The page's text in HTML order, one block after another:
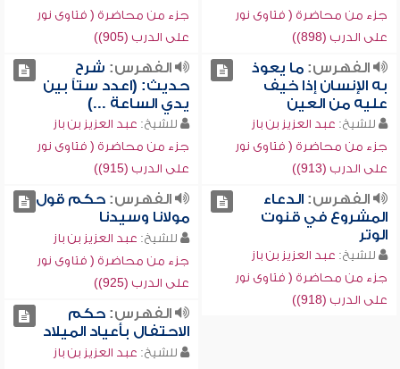
جزء من محاضرة ( فتاوى نور
على الدرب (898))
جزء من محاضرة ( فتاوى نور
على الدرب (905))
الفهرس:ما يعوذ
به الإنسان إذا خيف
عليه من العين
للشيخ: عبد العزيز بن باز
جزء من محاضرة ( فتاوى نور
على الدرب (913))
الفهرس: شرح
حديث: (اعدد ستاً بين
يدي الساعة ...)
للشيخ: عبد العزيز بن باز
جزء من محاضرة ( فتاوى نور
على الدرب (915))
الفهرس:الدعاء
المشروع في قنوت
الوتر
للشيخ: عبد العزيز بن باز
جزء من محاضرة ( فتاوى نور
على الدرب (918))
الفهرس:حكم قول
مولانا وسيدنا
للشيخ: عبد العزيز بن باز
جزء من محاضرة ( فتاوى نور
على الدرب (925))
الفهرس:حكم
الاحتفال بأعياد الميلاد
للشيخ: عبد العزيز بن باز